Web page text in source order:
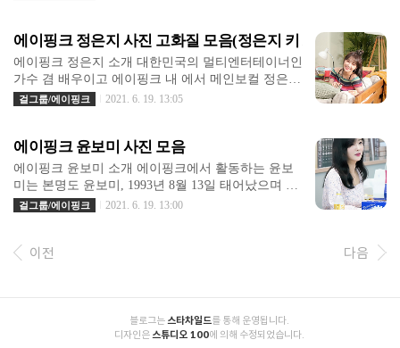
년생) 학력 서울언북초등학교 (졸업) 서울청담중학
교 (졸업) 압구정고등학교 (전학) 서울공연예술고등
학교 (무대미술과 / 졸업) 동국대학교 (연극학 / 학사)
종교 천주교 (세례명: 마르첼라) 별명 손니은, 손여
신, 낭니(낭) 손센터, 손나여신, 손허당, 오른손나은,
손, 싸패낭 대한민국의 가수 겸 배우. 걸그룹 에이핑
크의 멤버이며, 에이핑크에..
에이핑크 정은지 사진 고화질 모음(정은지 키 / 몸무게 / 혈액
에이핑크 정은지 소개 대한민국의 멀티엔터테이너인
가수 겸 배우이고 에이핑크 내 에서 메인보컬 정은지
는 부산출신으로 중1까지만 해도 본명 정혜림 / 대체
정은지 키 - 정은지는 162cm 몸무게는 47kg이며 B형
/ 정은지 나이 - 1993년 8월 18일생 부산광역시 해운
대구에서 태어났고 가족으로 부모님과 남동생이 있
어요. #정은지 #에이핑크 #에이핑크정은지 #에이핑
크은지 #정은지의가요광장 #정은지메인보컬 #에이
은지유튜브 #정은지드라마 #정은지뮤지컬 #정은지
걸그룹/에이핑크 2021. 6. 19. 13:05
에이핑크 윤보미 사진 모음
에이핑크 윤보미 소개 에이핑크에서 활동하는 윤보
미는 본명도 윤보미, 1993년 8월 13일 태어났으며 경
기도 수원시 권선구 고색동이 고향. 학교는 고색 초
Seven Springs Of Apink라는 앨범으로 첫 데뷔를 알렸
걸그룹/에이핑크 2021. 6. 19. 13:00
이전 다음
          블로그는
스타차일드를 통해 운영됩니다.
          디자인은
스튜디오 100에 의해 수정되었습니다.